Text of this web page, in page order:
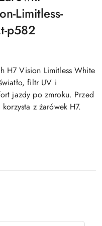
Limitless-
p582
H7 Vision Limitless White
filtr UV i
jazdy po zmroku. Przed
z żarówek H7.